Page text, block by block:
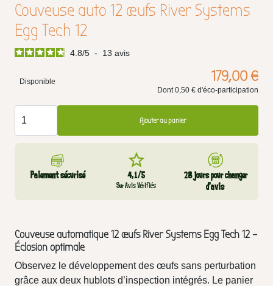
Couveuse auto 12 œufs River Systems
Egg Tech 12
4.8/5 - 13 avis
Disponible 179,00 €
Dont 0,50 € d'éco-participation
Ajouter au panier
Paiement sécurisé 4,1/5
Sur Avis Vérifiés
28 jours pour changer
d’avis
Couveuse automatique 12 œufs River Systems Egg Tech 12 –
Éclosion optimale
Observez le développement des œufs sans perturbation
grâce aux deux hublots d’inspection intégrés. Le panier